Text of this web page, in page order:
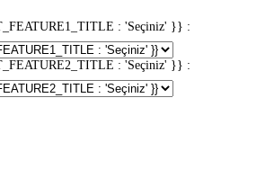
: 'Seçiniz' }} :
: 'Seçiniz' }} :